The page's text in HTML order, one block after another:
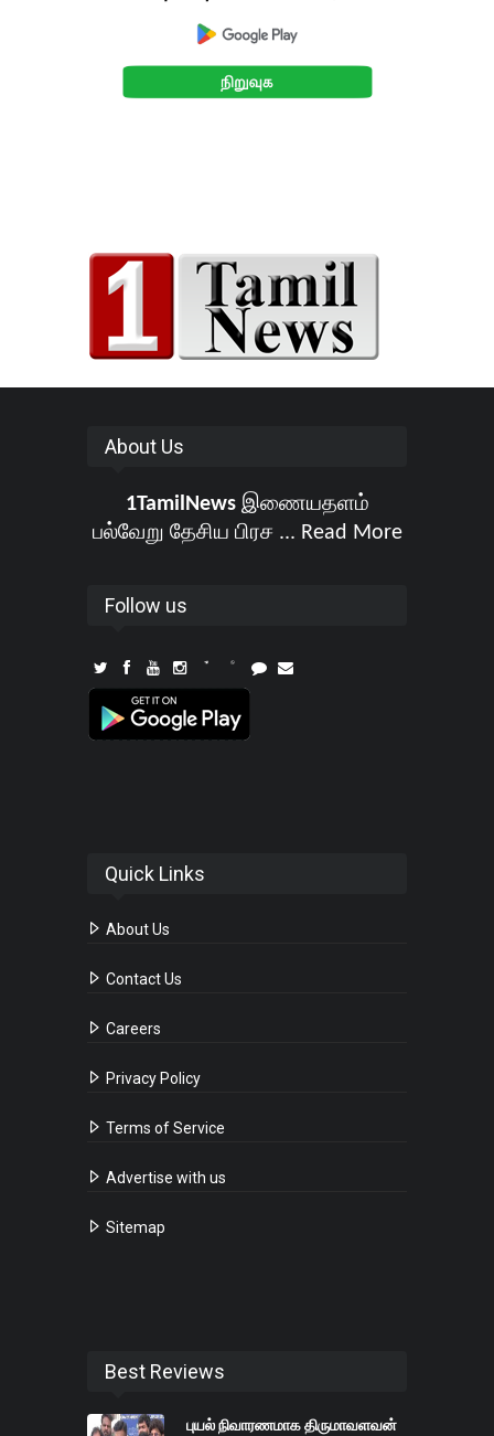
About Us
1TamilNewsஇணையதளம்
பல்வேறு தேசிய பிரச ... Read More
Follow us
Quick Links
About Us
Contact Us
Careers
Privacy Policy
Terms of Service
Advertise with us
Sitemap
Best Reviews
புயல் நிவாரணமாக திருமாவளவன்